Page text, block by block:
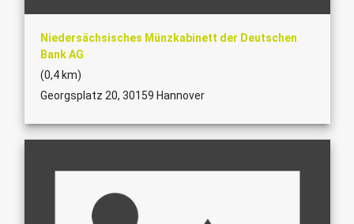
Niedersächsisches Münzkabinett der Deutschen
Bank AG
(0,4 km)
Georgsplatz 20, 30159 Hannover